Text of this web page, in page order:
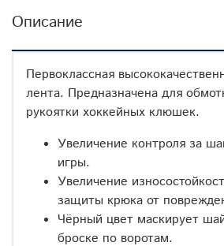
Описание
Первоклассная
лента. Предназначена для
рукоятки хоккейных клюшек.
Увеличение контроля за
игры.
Увеличение
защиты крюка от
Чёрный цвет маскирует
броске по воротам.